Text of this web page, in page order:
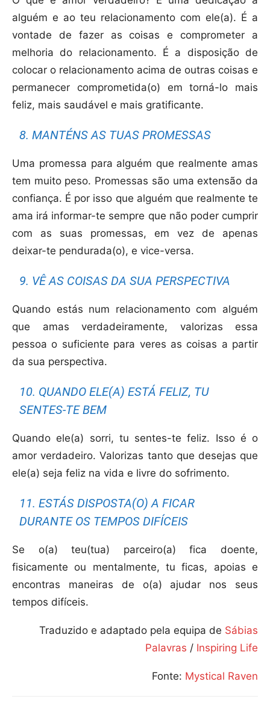
alguém e ao teu relacionamento com ele(a). É a
vontade de fazer as coisas e comprometer a
melhoria do relacionamento. É a disposição de
colocar o relacionamento acima de outras coisas e
permanecer comprometida(o) em torná-lo mais
feliz, mais saudável e mais gratificante.
8. MANTÉNS AS TUAS PROMESSAS
Uma promessa para alguém que realmente amas
tem muito peso. Promessas são uma extensão da
confiança. É por isso que alguém que realmente te
ama irá informar-te sempre que não poder cumprir
com as suas promessas, em vez de apenas
deixar-te pendurada(o), e vice-versa.
9. VÊ AS COISAS DA SUA PERSPECTIVA
Quando estás num relacionamento com alguém
que amas verdadeiramente, valorizas essa
pessoa o suficiente para veres as coisas a partir
da sua perspectiva.
10. QUANDO ELE(A) ESTÁ FELIZ, TU
SENTES-TE BEM
Quando ele(a) sorri, tu sentes-te feliz. Isso é o
amor verdadeiro. Valorizas tanto que desejas que
ele(a) seja feliz na vida e livre do sofrimento.
11. ESTÁS DISPOSTA(O) A FICAR
DURANTE OS TEMPOS DIFÍCEIS
Se o(a) teu(tua) parceiro(a) fica doente,
fisicamente ou mentalmente, tu ficas, apoias e
encontras maneiras de o(a) ajudar nos seus
tempos difíceis.
Traduzido e adaptado pela equipa de Sábias
Palavras / Inspiring Life
Fonte: Mystical Raven